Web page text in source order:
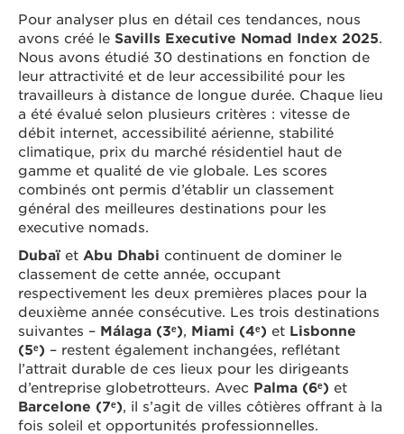
Pour analyser plus en détail ces tendances, nous
avons créé le Savills Executive Nomad Index 2025.
Nous avons étudié 30 destinations en fonction de
leur attractivité et de leur accessibilité pour les
travailleurs à distance de longue durée. Chaque lieu
a été évalué selon plusieurs critères : vitesse de
débit internet, accessibilité aérienne, stabilité
climatique, prix du marché résidentiel haut de
gamme et qualité de vie globale. Les scores
combinés ont permis d’établir un classement
général des meilleures destinations pour les
executive nomads.
Dubaï et Abu Dhabi continuent de dominer le
classement de cette année, occupant
respectivement les deux premières places pour la
deuxième année consécutive. Les trois destinations
suivantes – Málaga (3ᵉ), Miami (4ᵉ) et Lisbonne
(5ᵉ) – restent également inchangées, reflétant
l’attrait durable de ces lieux pour les dirigeants
d’entreprise globetrotteurs. Avec Palma (6ᵉ) et
Barcelone (7ᵉ), il s’agit de villes côtières offrant à la
fois soleil et opportunités professionnelles.